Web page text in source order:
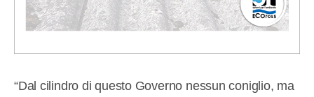
“Dal cilindro di questo Governo nessun coniglio, ma